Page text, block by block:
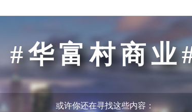
华富村商业
或许你还在寻找这些内容：